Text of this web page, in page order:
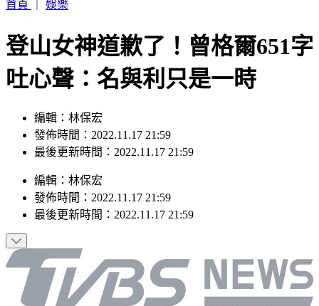
登山女神道歉了！曾格爾651字
吐心聲：名與利只是一時
發佈時間：2022.11.17 21:59
最後更新時間：2022.11.17 21:59
發佈時間：2022.11.17 21:59
最後更新時間：2022.11.17 21:59